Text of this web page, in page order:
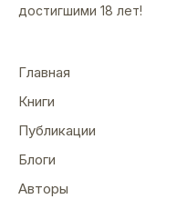
достигшими 18 лет!
Главная
Книги
Публикации
Блоги
Авторы